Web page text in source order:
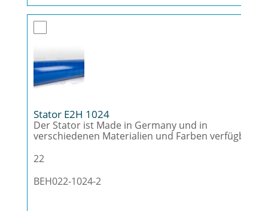
Stator E2H 1024
Der Stator ist Made in Germany und in
verschiedenen Materialien und Farben verfügbar.
22
BEH022-1024-2